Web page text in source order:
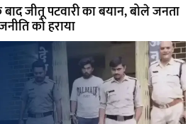
जीतू पटवारी का बयान, बोले जनता
को हराया